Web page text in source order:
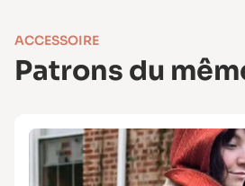
ACCESSOIRE
Patrons du